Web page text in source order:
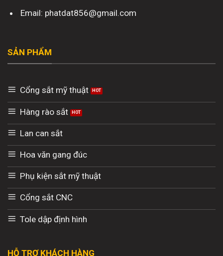
Email: phatdat856@gmail.com
SẢN PHẨM
Cổng sắt mỹ thuật
Hàng rào sắt
Lan can sắt
Hoa văn gang đúc
Phụ kiện sắt mỹ thuật
Cổng sắt CNC
Tole dập định hình
HỖ TRỢ KHÁCH HÀNG